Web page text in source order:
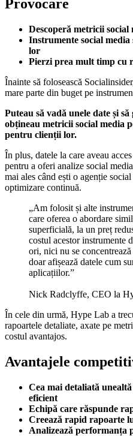
Provocare
Descoperă metricii
Instrumente social media
lor
Pierzi prea mult timp cu
Înainte să folosească
mare parte din buget pe
Puteau să vadă unele date și
obțineau metricii social media
pentru clienții lor.
În plus, datele la care aveau
pentru a oferi analize social
mai ales când ești o agenție
optimizare continuă.
„Am folosit și alte
care oferea o abordare
superficială, la un preț
costul acestor instrumente
ori, nici nu se
doar afișează datele cum
aplicațiilor.”
Nick Radclyffe, CEO la
În cele din urmă, Hype Lab a
rapoartele detaliate, axate pe
costul avantajos.
Avantajele
Cea mai detaliată
eficient
Echipă care răspunde
Creează rapid rapoarte
Analizează performanța